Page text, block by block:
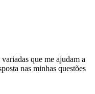
que me ajudam a
nas minhas questões